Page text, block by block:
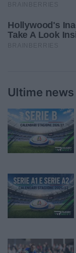
Ultime news